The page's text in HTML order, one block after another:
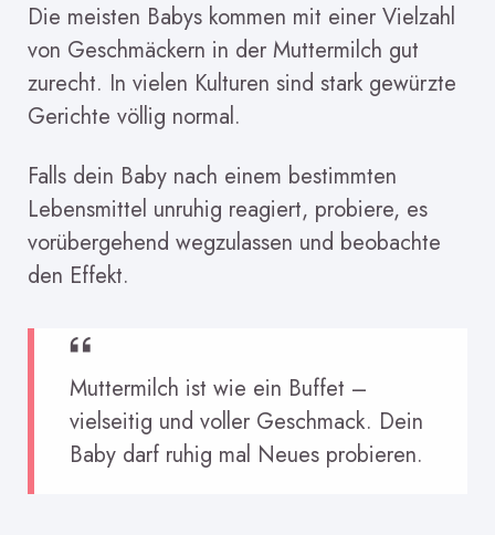
Die meisten Babys kommen mit einer Vielzahl
von Geschmäckern in der Muttermilch gut
zurecht. In vielen Kulturen sind stark gewürzte
Gerichte völlig normal.
Falls dein Baby nach einem bestimmten
Lebensmittel unruhig reagiert, probiere, es
vorübergehend wegzulassen und beobachte
den Effekt.
Muttermilch ist wie ein Buffet –
vielseitig und voller Geschmack. Dein
Baby darf ruhig mal Neues probieren.